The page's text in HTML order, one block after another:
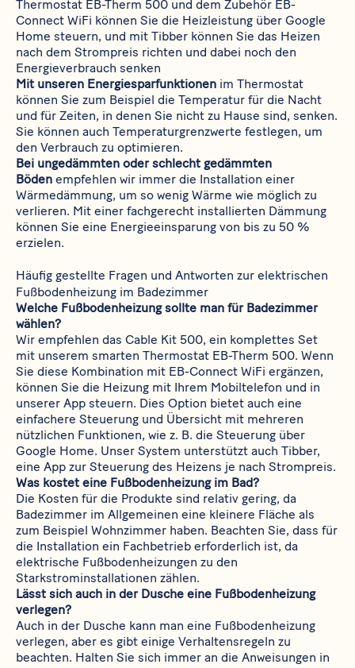
Thermostat​​​​​​​ EB-Therm 500 und dem Zubehör EB-
Connect WiFi können Sie die Heizleistung über Google
Home steuern, und mit Tibber können Sie das Heizen
nach dem Strompreis richten und dabei noch den
Energieverbrauch senken
Mit unseren Energiesparfunktionen im Thermostat
können Sie zum Beispiel die Temperatur für die Nacht
und für Zeiten, in denen Sie nicht zu Hause sind, senken.
Sie können auch Temperaturgrenzwerte festlegen, um
den Verbrauch zu optimieren.
Bei ungedämmten oder schlecht gedämmten
Böden empfehlen wir immer die Installation einer
Wärmedämmung, um so wenig Wärme wie möglich zu
verlieren. Mit einer fachgerecht installierten Dämmung
können Sie eine Energieeinsparung von bis zu 50 %
erzielen.
Häufig gestellte Fragen und Antworten zur elektrischen
Fußbodenheizung im Badezimmer
Welche Fußbodenheizung sollte man für Badezimmer
wählen?
Wir empfehlen das​​​​​​​ Cable Kit 500, ein komplettes Set
mit unserem smarten Thermostat​​​​​​​ EB-Therm 500. Wenn
Sie diese Kombination mit​​​​​​​ EB-Connect WiFi ergänzen,
können Sie die Heizung mit Ihrem Mobiltelefon und in
unserer App steuern. Dies Option bietet auch eine
einfachere Steuerung und Übersicht mit mehreren
nützlichen Funktionen, wie z. B. die Steuerung über
Google Home. Unser System unterstützt auch Tibber,
eine App zur Steuerung des Heizens je nach Strompreis.
Was kostet eine Fußbodenheizung im Bad?
Die Kosten für die Produkte sind relativ gering, da
Badezimmer im Allgemeinen eine kleinere Fläche als
zum Beispiel Wohnzimmer haben. Beachten Sie, dass für
die Installation ein Fachbetrieb erforderlich ist, da
elektrische Fußbodenheizungen zu den
Starkstrominstallationen zählen.
Lässt sich auch in der Dusche eine Fußbodenheizung
verlegen?
Auch in der Dusche kann man eine Fußbodenheizung
verlegen, aber es gibt einige Verhaltensregeln zu
beachten. Halten Sie sich immer an die Anweisungen in